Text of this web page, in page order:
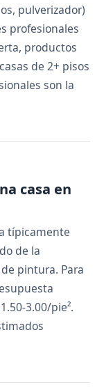
pulverizador)
profesionales
productos
de 2+ pisos
son la
casa en
típicamente
de la
pintura. Para
3.00/pie².